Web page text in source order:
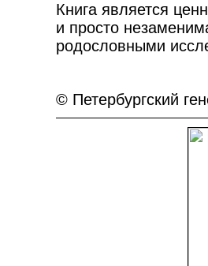
Книга является
и просто
родословными
© Петербургский